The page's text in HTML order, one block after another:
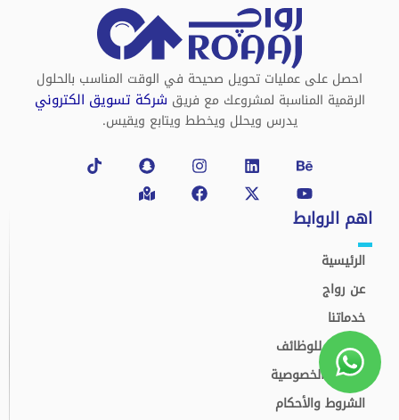
احصل على عمليات تحويل صحيحة في الوقت المناسب بالحلول
الرقمية المناسبة لمشروعك مع فريق شركة تسويق الكتروني
يدرس ويحلل ويخطط ويتابع ويقيس.
Behance
Linkedin
Instagram
Snapchat
Tiktok Youtube
X-
twitter
Facebook
Map-
marked-
alt
اهم الروابط
الرئيسية
عن رواج
خدماتنا
التقديم للوظائف
سياسة الخصوصية
الشروط والأحكام